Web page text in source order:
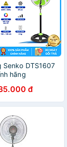
Senko DTS1607
hãng
đ